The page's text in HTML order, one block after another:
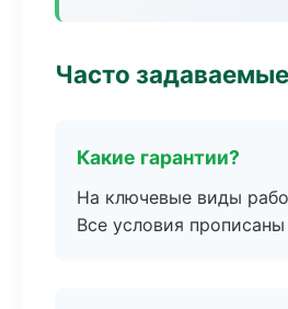
Часто
Какие гарантии?
На ключевые виды
Все условия